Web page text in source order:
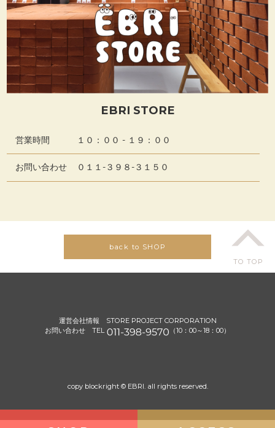
EBRI STORE
営業時間 １０：００ - １９：００
お問い合わせ ０１１-３９８-３１５０
TO TOP
back to SHOP
運営会社情報
STORE PROJECT CORPORATION
お問い合わせ TEL
（10：00～18：00）
copy blockright © EBRI. all rights reserved.